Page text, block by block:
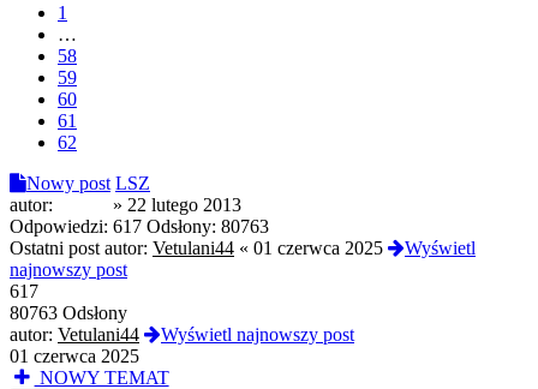
1
…
58
59
60
61
62
Nowy post LSZ
autor:
» 22 lutego 2013
Odpowiedzi: 617 Odsłony: 80763
Ostatni post autor: Vetulani44 « 01 czerwca 2025
Wyświetl
najnowszy post
617
80763 Odsłony
autor: Vetulani44
Wyświetl najnowszy post
01 czerwca 2025
NOWY TEMAT